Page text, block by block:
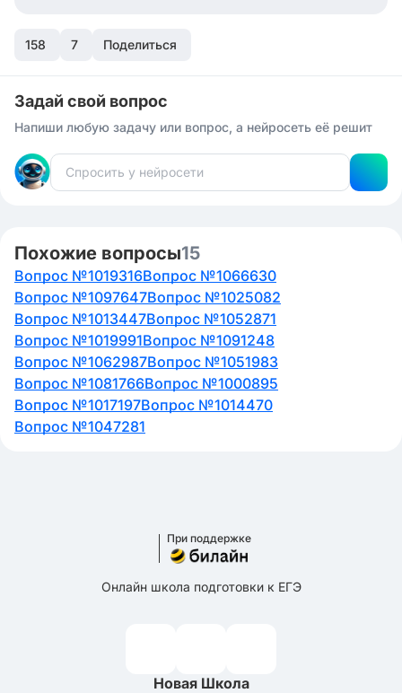
разрешения споров в суде.
158 7 Поделиться
Задай свой вопрос
Напиши любую задачу или вопрос, а нейросеть её решит
Похожие вопросы15
Вопрос №1019316Вопрос №1066630
Вопрос №1097647Вопрос №1025082
Вопрос №1013447Вопрос №1052871
Вопрос №1019991Вопрос №1091248
Вопрос №1062987Вопрос №1051983
Вопрос №1081766Вопрос №1000895
Вопрос №1017197Вопрос №1014470
Вопрос №1047281
При поддержке
Онлайн школа подготовки к ЕГЭ
Новая Школа